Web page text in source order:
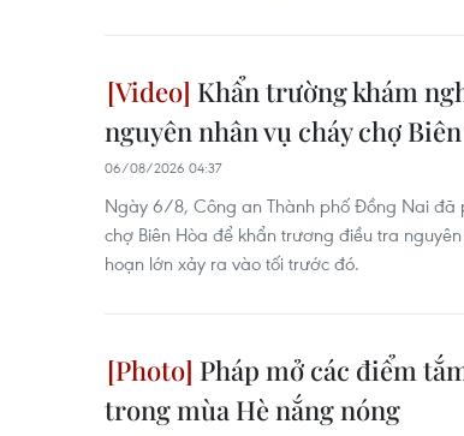
Khẩn trường khám
nguyên nhân vụ cháy chợ
06/08/2026 04:37
Ngày 6/8, Công an Thành phố Đồng Nai đã
chợ Biên Hòa để khẩn trương điều tra
hoạn lớn xảy ra vào tối trước đó.
Pháp mở các điểm
trong mùa Hè nắng nóng